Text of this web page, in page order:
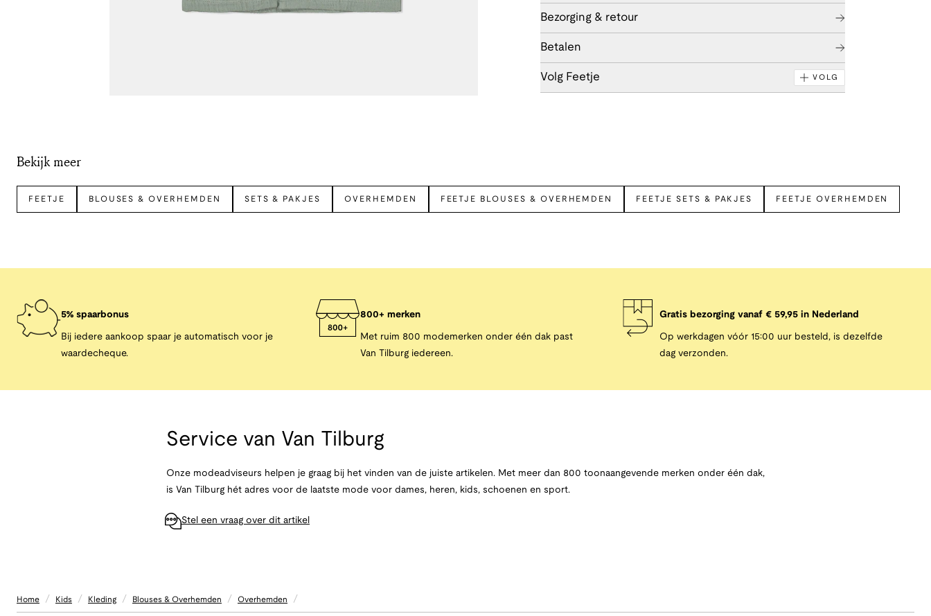
Bezorging & retour
Betalen
Volg Feetje VOLG
Bekijk meer
FEETJE BLOUSES & OVERHEMDEN SETS & PAKJES OVERHEMDEN FEETJE BLOUSES & OVERHEMDEN FEETJE SETS & PAKJES FEETJE OVERHEMDEN
5% spaarbonus
Bij iedere aankoop spaar je automatisch voor je
waardecheque.
800+ merken
Met ruim 800 modemerken onder één dak past
Van Tilburg iedereen.
Gratis bezorging vanaf € 59,95 in Nederland
Op werkdagen vóór 15:00 uur besteld, is dezelfde
dag verzonden.
Service van Van Tilburg
Onze modeadviseurs helpen je graag bij het vinden van de juiste artikelen. Met meer dan 800 toonaangevende merken onder één dak,
is Van Tilburg hét adres voor de laatste mode voor dames, heren, kids, schoenen en sport.
Stel een vraag over dit artikel
Home / Kids / Kleding / Blouses & Overhemden / Overhemden /